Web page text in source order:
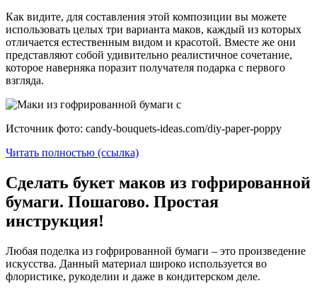
Как видите, для составления этой композиции вы можете
использовать целых три варианта маков, каждый из которых
отличается естественным видом и красотой. Вместе же они
представляют собой удивительно реалистичное сочетание,
которое наверняка поразит получателя подарка с первого
взгляда.
Источник фото: candy-bouquets-ideas.com/diy-paper-poppy
Читать полностью (ссылка)
Сделать букет маков из гофрированной
бумаги. Пошагово. Простая
инструкция!
Любая поделка из гофрированной бумаги – это произведение
искусства. Данный материал широко используется во
флористике, рукоделии и даже в кондитерском деле.